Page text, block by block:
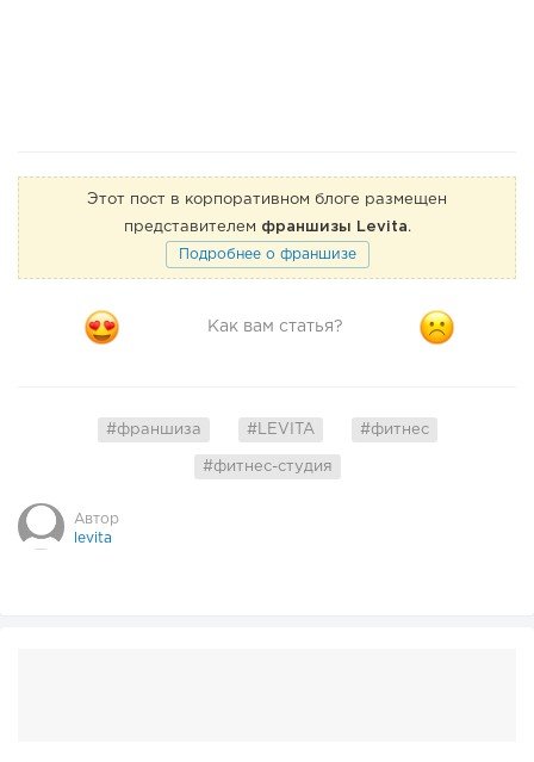
Этот пост в корпоративном блоге размещен
представителем франшизы Levita.
Подробнее о франшизе
Как вам статья?
#франшиза #LEVITA #фитнес
#фитнес-студия
Автор
levita